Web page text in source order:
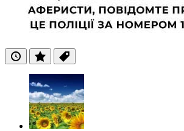
ОстанніПопулярні
Теги